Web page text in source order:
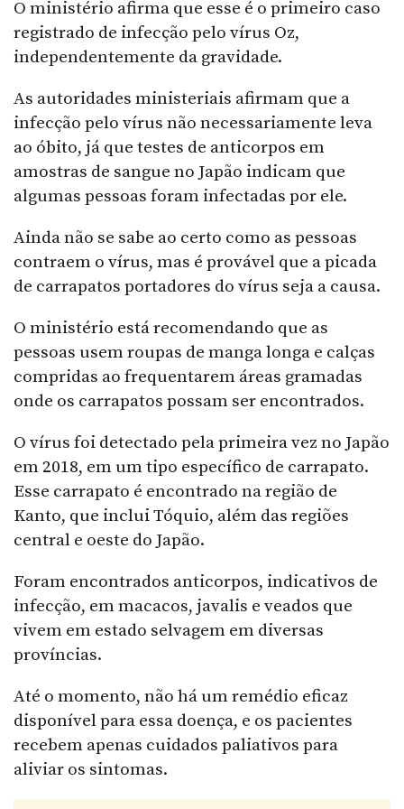
O ministério afirma que esse é o primeiro caso
registrado de infecção pelo vírus Oz,
independentemente da gravidade.
As autoridades ministeriais afirmam que a
infecção pelo vírus não necessariamente leva
ao óbito, já que testes de anticorpos em
amostras de sangue no Japão indicam que
algumas pessoas foram infectadas por ele.
Ainda não se sabe ao certo como as pessoas
contraem o vírus, mas é provável que a picada
de carrapatos portadores do vírus seja a causa.
O ministério está recomendando que as
pessoas usem roupas de manga longa e calças
compridas ao frequentarem áreas gramadas
onde os carrapatos possam ser encontrados.
O vírus foi detectado pela primeira vez no Japão
em 2018, em um tipo específico de carrapato.
Esse carrapato é encontrado na região de
Kanto, que inclui Tóquio, além das regiões
central e oeste do Japão.
Foram encontrados anticorpos, indicativos de
infecção, em macacos, javalis e veados que
vivem em estado selvagem em diversas
províncias.
Até o momento, não há um remédio eficaz
disponível para essa doença, e os pacientes
recebem apenas cuidados paliativos para
aliviar os sintomas.